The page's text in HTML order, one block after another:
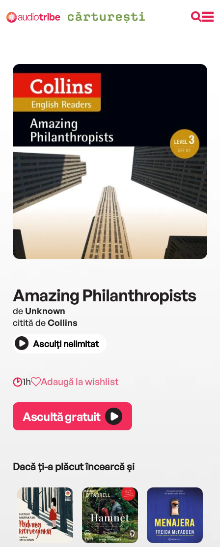
Amazing Philanthropists
de Unknown
citită deCollins
Asculți nelimitat
1h Adaugă la wishlist
Ascultă gratuit
Dacă ți-a plăcut încearcă și